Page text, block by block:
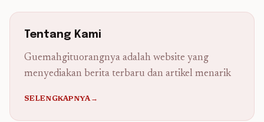
Tentang Kami
Guemahgituorangnya adalah website yang
menyediakan berita terbaru dan artikel menarik
SELENGKAPNYA→